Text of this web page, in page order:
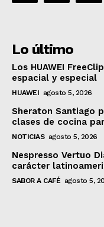
Lo último
Los HUAWEI
espacial y especial
HUAWEI agosto 5, 2026
Sheraton Santiago
clases de cocina
NOTICIAS agosto 5, 2026
Nespresso Vertuo
carácter
SABOR A CAFÉ agosto 5,